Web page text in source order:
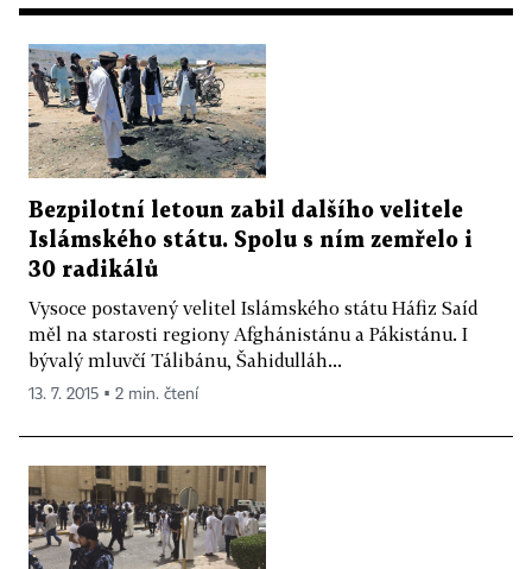
Bezpilotní letoun zabil dalšího velitele
Islámského státu. Spolu s ním zemřelo i
30 radikálů
Vysoce postavený velitel Islámského státu Háfiz Saíd
měl na starosti regiony Afghánistánu a Pákistánu. I
bývalý mluvčí Tálibánu, Šahidulláh...
13. 7. 2015 ▪ 2 min. čtení